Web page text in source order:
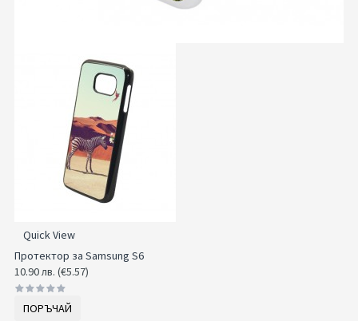
Quick View
Протектор за Samsung S6
10.90 лв. (€5.57)
ПОРЪЧАЙ